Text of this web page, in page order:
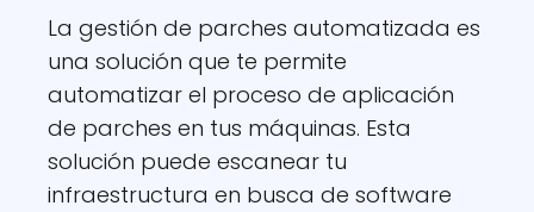
La gestión de parches automatizada es
una solución que te permite
automatizar el proceso de aplicación
de parches en tus máquinas. Esta
solución puede escanear tu
infraestructura en busca de software